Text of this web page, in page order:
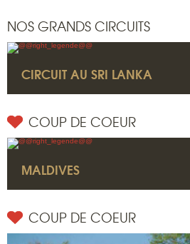
NOS GRANDS CIRCUITS
CIRCUIT AU SRI LANKA
COUP DE COEUR
MALDIVES
COUP DE COEUR